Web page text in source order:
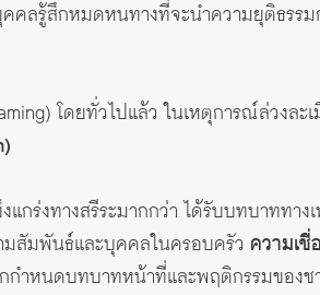
คลรู้สึกหมดหนทางที่จะนำความยุติธรร
โดยทั่วไปแล้ว ในเหตุการณ์ล่วงละ
ร่งทางสรีระมากกว่า ได้รับบทบาททาง
สัมพันธ์และบุคคลในครอบครัว ความเชื่
กำหนดบทบาทหน้าที่และพฤติกรรมของช